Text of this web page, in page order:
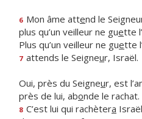
6 Mon âme attend le
plus qu’un veilleur ne guette
Plus qu’un veilleur ne guette
7 attends le Seigneur, Israël.
Oui, près du Seigneur, est
près de lui, abonde le
8 C’est lui qui rachètera Israël